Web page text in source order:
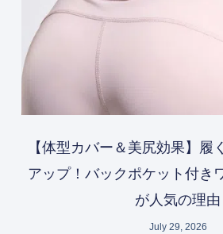
【体型カバー＆美尻効果】履
アップ！バックポケット付き
が人気の理由
July 29, 2026